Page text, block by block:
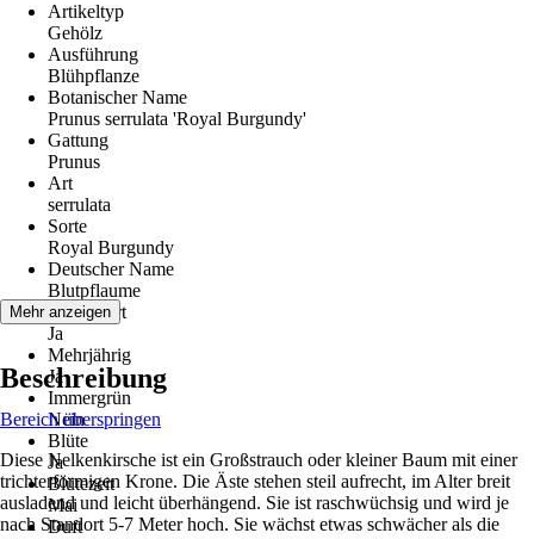
Artikeltyp
Gehölz
Ausführung
Blühpflanze
Botanischer Name
Prunus serrulata 'Royal Burgundy'
Gattung
Prunus
Art
serrulata
Sorte
Royal Burgundy
Deutscher Name
Blutpflaume
Winterhart
Ja
Mehrjährig
Ja
Immergrün
Nein
Blüte
Ja
Blütezeit
Mai
Duft
Mehr anzeigen
Beschreibung
Bereich überspringen
Diese Nelkenkirsche ist ein Großstrauch oder kleiner Baum mit einer
trichterförmigen Krone. Die Äste stehen steil aufrecht, im Alter breit
ausladend und leicht überhängend. Sie ist raschwüchsig und wird je
nach Standort 5-7 Meter hoch. Sie wächst etwas schwächer als die